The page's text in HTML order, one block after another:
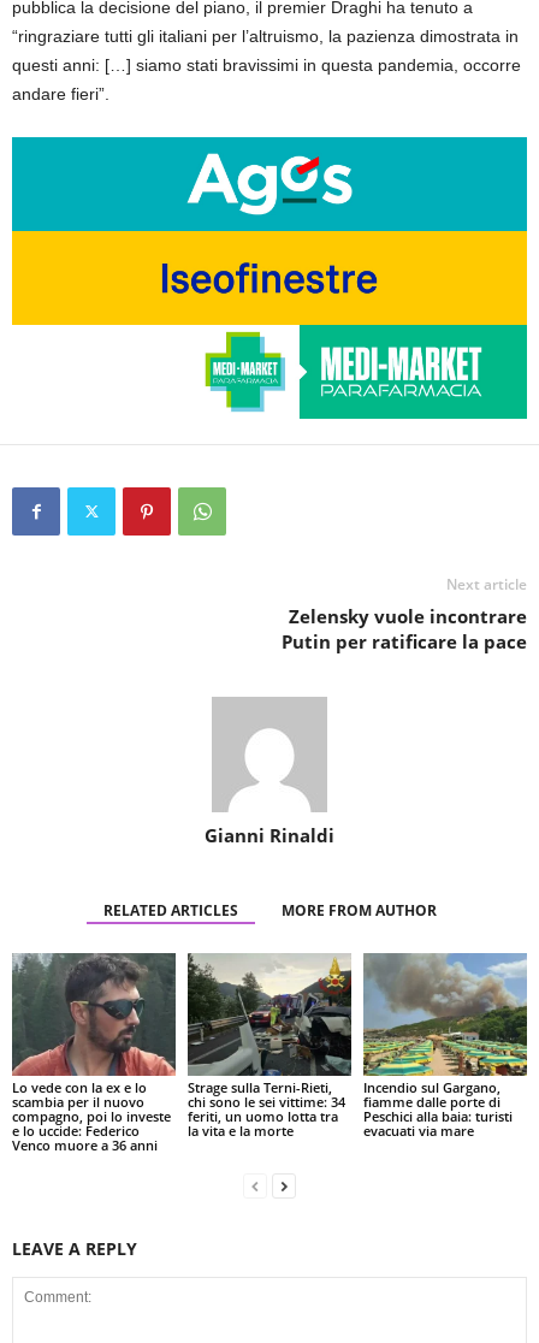
pubblica la decisione del piano, il premier Draghi ha tenuto a
“ringraziare tutti gli italiani per l’altruismo, la pazienza dimostrata in
questi anni: […] siamo stati bravissimi in questa pandemia, occorre
andare fieri”.
Next article
Zelensky vuole incontrare
Putin per ratificare la pace
Gianni Rinaldi
RELATED ARTICLES MORE FROM AUTHOR
Lo vede con la ex e lo
scambia per il nuovo
compagno, poi lo investe
e lo uccide: Federico
Venco muore a 36 anni
Strage sulla Terni-Rieti,
chi sono le sei vittime: 34
feriti, un uomo lotta tra
la vita e la morte
Incendio sul Gargano,
fiamme dalle porte di
Peschici alla baia: turisti
evacuati via mare
LEAVE A REPLY